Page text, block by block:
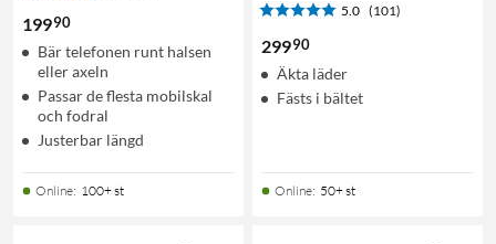
19990
Bär telefonen runt halsen
eller axeln
Passar de flesta mobilskal
och fodral
Justerbar längd
Online: 100+ st
5.0 (101)
29990
Äkta läder
Fästs i bältet
Online: 50+ st